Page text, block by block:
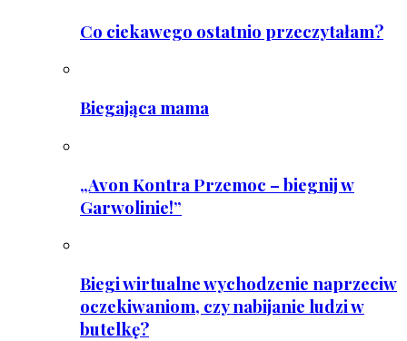
Co ciekawego ostatnio przeczytałam?
Biegająca mama
„Avon Kontra Przemoc – biegnij w
Garwolinie!”
Biegi wirtualne wychodzenie naprzeciw
oczekiwaniom, czy nabijanie ludzi w
butelkę?